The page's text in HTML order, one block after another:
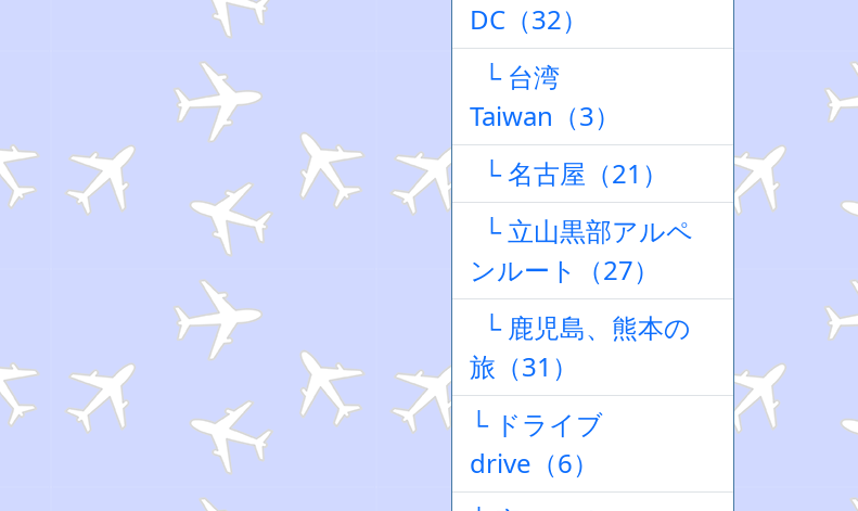
DC（32）
└ 台湾
Taiwan（3）
└ 名古屋（21）
└ 立山黒部アルペ
ンルート（27）
└ 鹿児島、熊本の
旅（31）
└ ドライブ
drive（6）